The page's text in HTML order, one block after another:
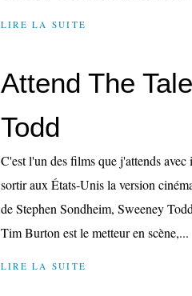
LIRE LA SUITE
Attend The
Todd
C'est l'un des films que j'attends
sortir aux États-Unis la version
de Stephen Sondheim, Sweeney
Tim Burton est le metteur en scène,...
LIRE LA SUITE